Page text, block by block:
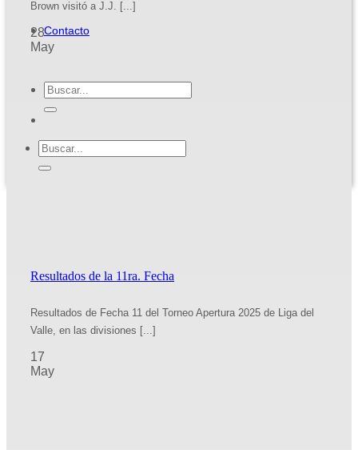
Contacto
Brown visitó a J.J. [...]
28
May
Resultados de la 11ra. Fecha
Resultados de Fecha 11 del Torneo Apertura 2025 de Liga del
Valle, en las divisiones [...]
17
May